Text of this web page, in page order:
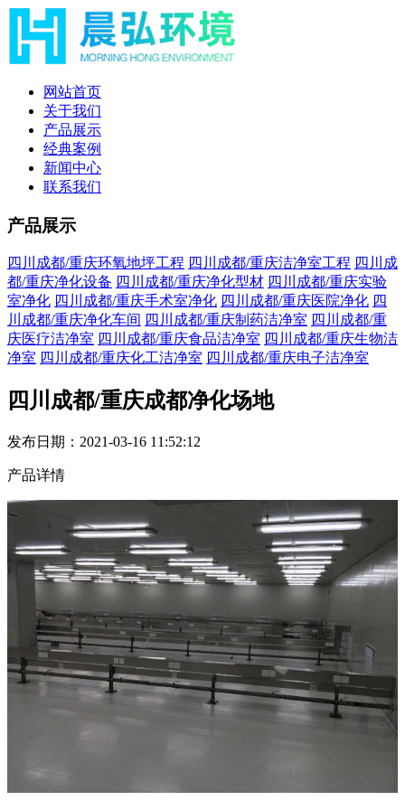
网站首页
关于我们
产品展示
经典案例
新闻中心
联系我们
产品展示
四川成都/重庆环氧地坪工程 四川成都/重庆洁净室工程 四川成
都/重庆净化设备 四川成都/重庆净化型材 四川成都/重庆实验
室净化 四川成都/重庆手术室净化 四川成都/重庆医院净化 四
川成都/重庆净化车间 四川成都/重庆制药洁净室 四川成都/重
庆医疗洁净室 四川成都/重庆食品洁净室 四川成都/重庆生物洁
净室 四川成都/重庆化工洁净室 四川成都/重庆电子洁净室
四川成都/重庆成都净化场地
发布日期：2021-03-16 11:52:12
产品详情